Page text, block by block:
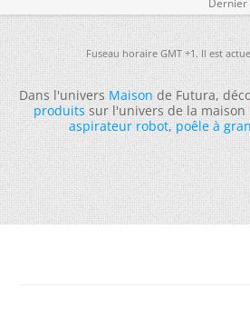
Dernier
Fuseau horaire GMT +1. Il est
Dans l'universMaisonde Futura,
produitssur l'univers de la
aspirateur robot,poêle à